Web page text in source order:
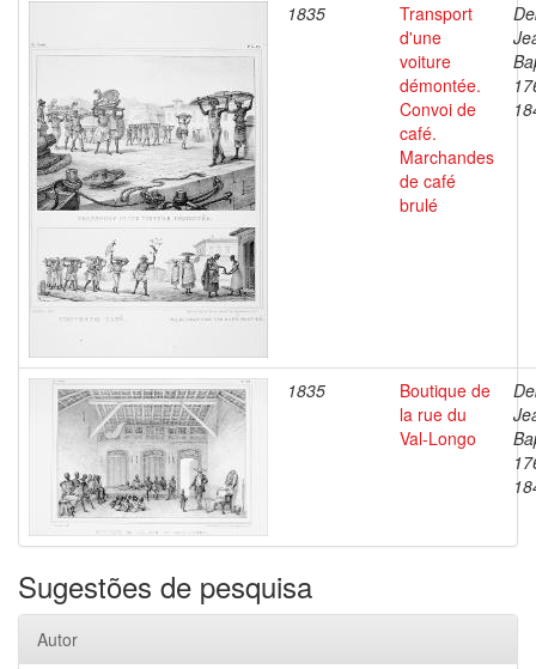
1835
Transport
d'une
voiture
démontée.
Convoi de
café.
Marchandes
de café
brulé
1835
Boutique de
la rue du
Val-Longo
Sugestões de pesquisa
Autor